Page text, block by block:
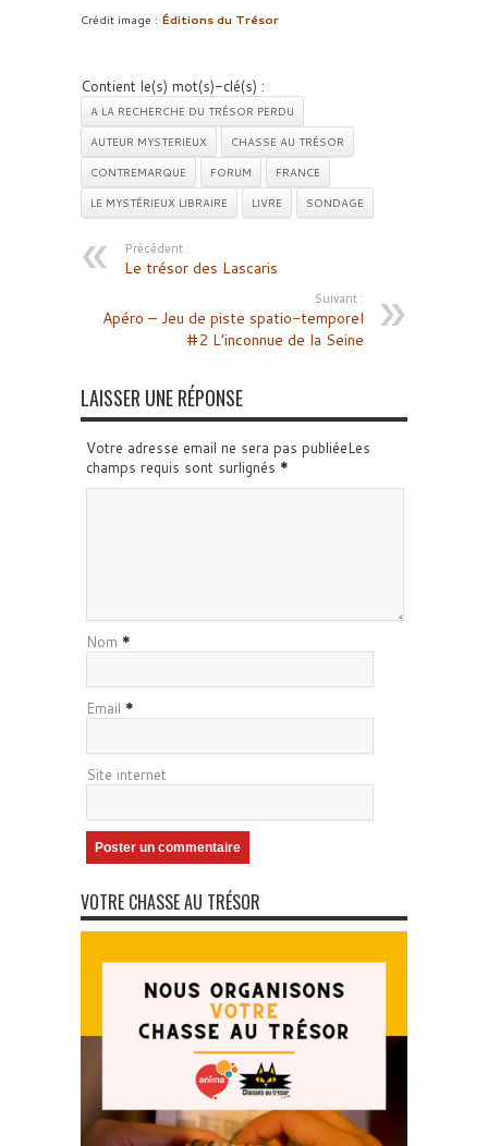
Crédit image : Éditions du Trésor
Contient le(s) mot(s)-clé(s) :
A LA RECHERCHE DU TRÉSOR PERDU
AUTEUR MYSTERIEUX
CHASSE AU TRÉSOR
CONTREMARQUE
FORUM
FRANCE
LE MYSTÉRIEUX LIBRAIRE
LIVRE SONDAGE
Précédent :
Le trésor des Lascaris
Suivant :
Apéro – Jeu de piste spatio-temporel
#2 L’inconnue de la Seine
LAISSER UNE RÉPONSE
Votre adresse email ne sera pas publiéeLes
champs requis sont surlignés *
Nom *
Email *
Site internet
VOTRE CHASSE AU TRÉSOR